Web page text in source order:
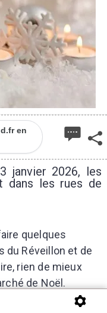
en
janvier 2026, les
dans les rues de
quelques
du Réveillon et de
rien de mieux
de Noël.
viendront titiller